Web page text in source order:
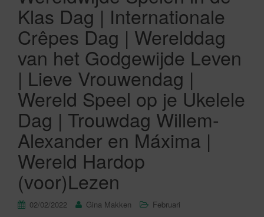
Klas Dag | Internationale
Crêpes Dag | Werelddag
van het Godgewijde Leven
| Lieve Vrouwendag |
Wereld Speel op je Ukelele
Dag | Trouwdag Willem-
Alexander en Máxima |
Wereld Hardop
(voor)Lezen
02/02/2022 Gina Makken Februari